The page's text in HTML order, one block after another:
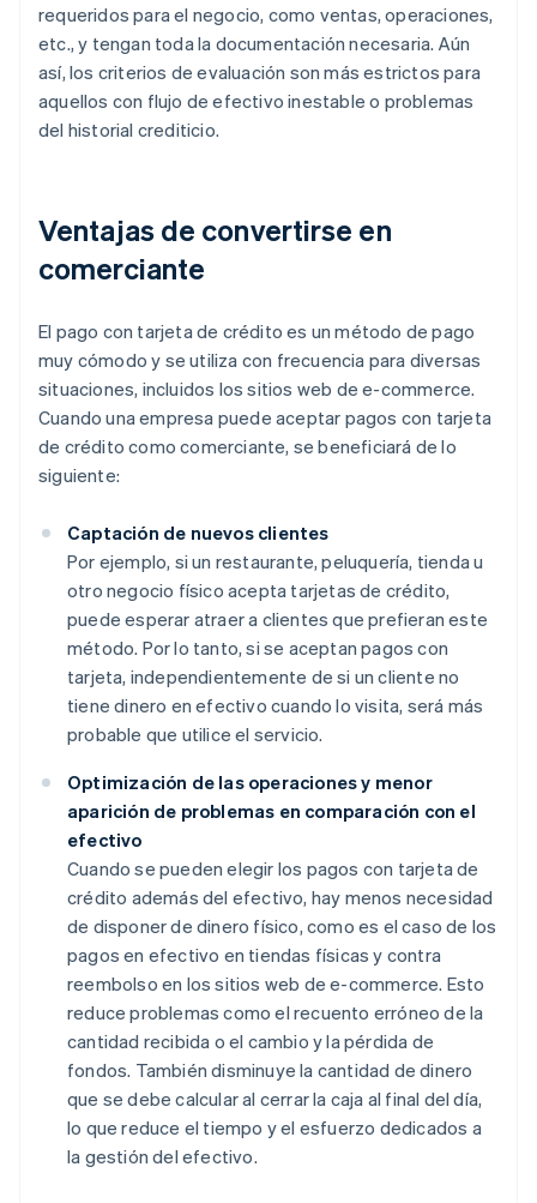
requeridos para el negocio, como ventas, operaciones,
etc., y tengan toda la documentación necesaria. Aún
así, los criterios de evaluación son más estrictos para
aquellos con flujo de efectivo inestable o problemas
del historial crediticio.
Ventajas de convertirse en
comerciante
El pago con tarjeta de crédito es un método de pago
muy cómodo y se utiliza con frecuencia para diversas
situaciones, incluidos los sitios web de e-commerce.
Cuando una empresa puede aceptar pagos con tarjeta
de crédito como comerciante, se beneficiará de lo
siguiente:
Captación de nuevos clientes
Por ejemplo, si un restaurante, peluquería, tienda u
otro negocio físico acepta tarjetas de crédito,
puede esperar atraer a clientes que prefieran este
método. Por lo tanto, si se aceptan pagos con
tarjeta, independientemente de si un cliente no
tiene dinero en efectivo cuando lo visita, será más
probable que utilice el servicio.
Optimización de las operaciones y menor
aparición de problemas en comparación con el
efectivo
Cuando se pueden elegir los pagos con tarjeta de
crédito además del efectivo, hay menos necesidad
de disponer de dinero físico, como es el caso de los
pagos en efectivo en tiendas físicas y contra
reembolso en los sitios web de e-commerce. Esto
reduce problemas como el recuento erróneo de la
cantidad recibida o el cambio y la pérdida de
fondos. También disminuye la cantidad de dinero
que se debe calcular al cerrar la caja al final del día,
lo que reduce el tiempo y el esfuerzo dedicados a
la gestión del efectivo.